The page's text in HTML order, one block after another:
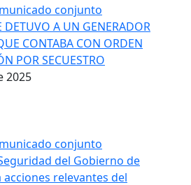
DETUVO A UN GENERADOR
CONTABA CON ORDEN
POR SECUESTRO
2025
del Gobierno de
relevantes del